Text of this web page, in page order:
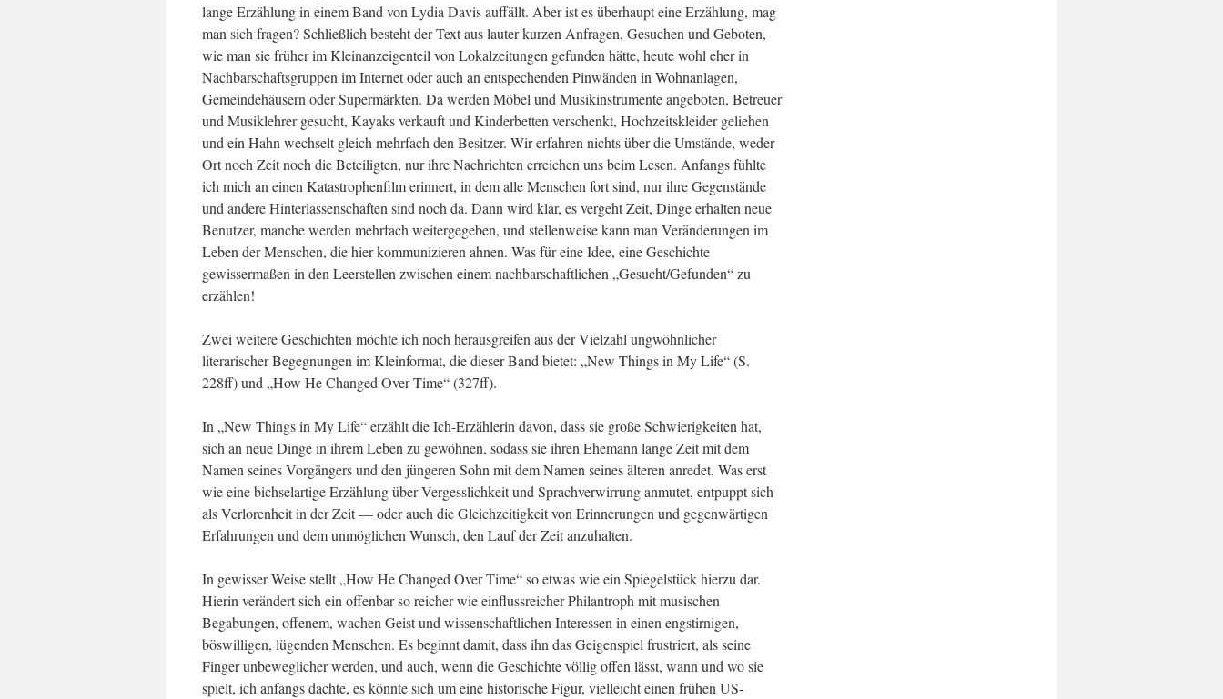
lange Erzählung in einem Band von Lydia Davis auffällt. Aber ist es überhaupt eine Erzählung, mag
man sich fragen? Schließlich besteht der Text aus lauter kurzen Anfragen, Gesuchen und Geboten,
wie man sie früher im Kleinanzeigenteil von Lokalzeitungen gefunden hätte, heute wohl eher in
Nachbarschaftsgruppen im Internet oder auch an entspechenden Pinwänden in Wohnanlagen,
Gemeindehäusern oder Supermärkten. Da werden Möbel und Musikinstrumente angeboten, Betreuer
und Musiklehrer gesucht, Kayaks verkauft und Kinderbetten verschenkt, Hochzeitskleider geliehen
und ein Hahn wechselt gleich mehrfach den Besitzer. Wir erfahren nichts über die Umstände, weder
Ort noch Zeit noch die Beteiligten, nur ihre Nachrichten erreichen uns beim Lesen. Anfangs fühlte
ich mich an einen Katastrophenfilm erinnert, in dem alle Menschen fort sind, nur ihre Gegenstände
und andere Hinterlassenschaften sind noch da. Dann wird klar, es vergeht Zeit, Dinge erhalten neue
Benutzer, manche werden mehrfach weitergegeben, und stellenweise kann man Veränderungen im
Leben der Menschen, die hier kommunizieren ahnen. Was für eine Idee, eine Geschichte
gewissermaßen in den Leerstellen zwischen einem nachbarschaftlichen „Gesucht/Gefunden“ zu
erzählen!
Zwei weitere Geschichten möchte ich noch herausgreifen aus der Vielzahl ungwöhnlicher
literarischer Begegnungen im Kleinformat, die dieser Band bietet: „New Things in My Life“ (S.
228ff) und „How He Changed Over Time“ (327ff).
In „New Things in My Life“ erzählt die Ich-Erzählerin davon, dass sie große Schwierigkeiten hat,
sich an neue Dinge in ihrem Leben zu gewöhnen, sodass sie ihren Ehemann lange Zeit mit dem
Namen seines Vorgängers und den jüngeren Sohn mit dem Namen seines älteren anredet. Was erst
wie eine bichselartige Erzählung über Vergesslichkeit und Sprachverwirrung anmutet, entpuppt sich
als Verlorenheit in der Zeit — oder auch die Gleichzeitigkeit von Erinnerungen und gegenwärtigen
Erfahrungen und dem unmöglichen Wunsch, den Lauf der Zeit anzuhalten.
In gewisser Weise stellt „How He Changed Over Time“ so etwas wie ein Spiegelstück hierzu dar.
Hierin verändert sich ein offenbar so reicher wie einflussreicher Philantroph mit musischen
Begabungen, offenem, wachen Geist und wissenschaftlichen Interessen in einen engstirnigen,
böswilligen, lügenden Menschen. Es beginnt damit, dass ihn das Geigenspiel frustriert, als seine
Finger unbeweglicher werden, und auch, wenn die Geschichte völlig offen lässt, wann und wo sie
spielt, ich anfangs dachte, es könnte sich um eine historische Figur, vielleicht einen frühen US-